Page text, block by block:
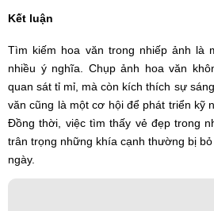
Kết luận
Tìm kiếm hoa văn trong nhiếp ảnh là
nhiều ý nghĩa. Chụp ảnh hoa văn
quan sát tỉ mỉ, mà còn kích thích sự
văn cũng là một cơ hội để phát triển kỹ
Đồng thời, việc tìm thấy vẻ đẹp trong
trân trọng những khía cạnh thường bị
ngày.